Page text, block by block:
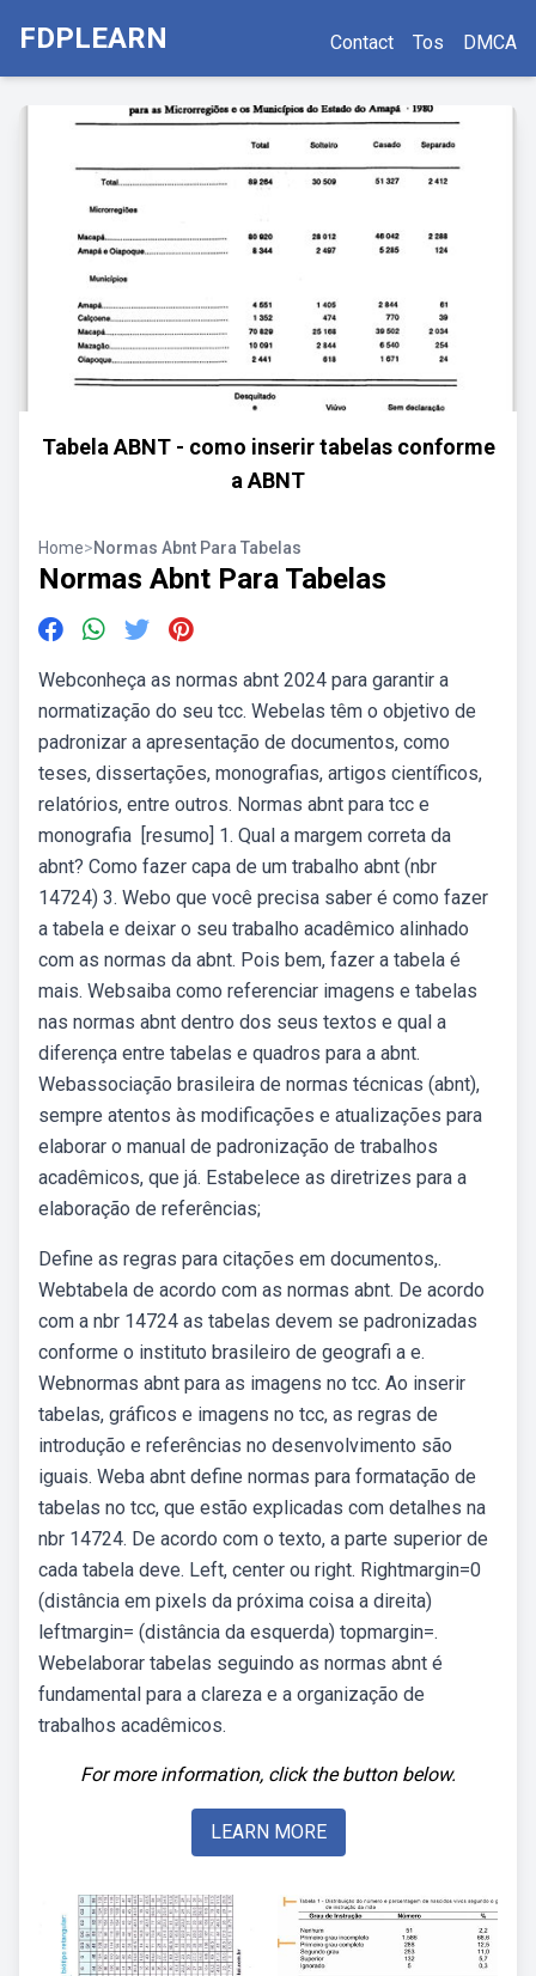
FDPLEARN Contact Tos DMCA
Tabela ABNT - como inserir tabelas conforme
a ABNT
Home>Normas Abnt Para Tabelas
Normas Abnt Para Tabelas
Webconheça as normas abnt 2024 para garantir a
normatização do seu tcc. Webelas têm o objetivo de
padronizar a apresentação de documentos, como
teses, dissertações, monografias, artigos científicos,
relatórios, entre outros. Normas abnt para tcc e
monografia ️ [resumo] 1. Qual a margem correta da
abnt? Como fazer capa de um trabalho abnt (nbr
14724) 3. Webo que você precisa saber é como fazer
a tabela e deixar o seu trabalho acadêmico alinhado
com as normas da abnt. Pois bem, fazer a tabela é
mais. Websaiba como referenciar imagens e tabelas
nas normas abnt dentro dos seus textos e qual a
diferença entre tabelas e quadros para a abnt.
Webassociação brasileira de normas técnicas (abnt),
sempre atentos às modificações e atualizações para
elaborar o manual de padronização de trabalhos
acadêmicos, que já. Estabelece as diretrizes para a
elaboração de referências;
Define as regras para citações em documentos,.
Webtabela de acordo com as normas abnt. De acordo
com a nbr 14724 as tabelas devem se padronizadas
conforme o instituto brasileiro de geografi a e.
Webnormas abnt para as imagens no tcc. Ao inserir
tabelas, gráficos e imagens no tcc, as regras de
introdução e referências no desenvolvimento são
iguais. Weba abnt define normas para formatação de
tabelas no tcc, que estão explicadas com detalhes na
nbr 14724. De acordo com o texto, a parte superior de
cada tabela deve. Left, center ou right. Rightmargin=0
(distância em pixels da próxima coisa a direita)
leftmargin= (distância da esquerda) topmargin=.
Webelaborar tabelas seguindo as normas abnt é
fundamental para a clareza e a organização de
trabalhos acadêmicos.
For more information, click the button below.
LEARN MORE